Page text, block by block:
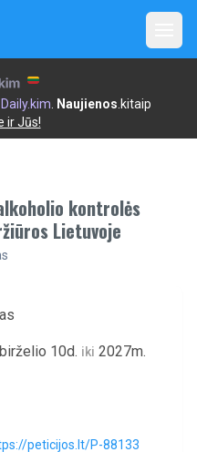
Daily.kim Naujienos .kitaip
ir Jūs!
kontrolės
Lietuvoje
10d. iki 2027m.
peticijos.lt/P-88133